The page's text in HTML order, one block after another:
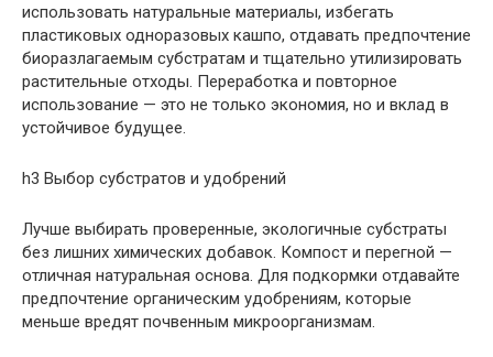
использовать натуральные материалы, избегать
пластиковых одноразовых кашпо, отдавать предпочтение
биоразлагаемым субстратам и тщательно утилизировать
растительные отходы. Переработка и повторное
использование — это не только экономия, но и вклад в
устойчивое будущее.
h3 Выбор субстратов и удобрений
Лучше выбирать проверенные, экологичные субстраты
без лишних химических добавок. Компост и перегной —
отличная натуральная основа. Для подкормки отдавайте
предпочтение органическим удобрениям, которые
меньше вредят почвенным микроорганизмам.